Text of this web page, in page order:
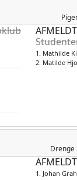
1. Mathilde
2. Matilde
Drenge
1. Johan